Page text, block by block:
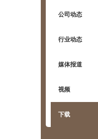
公司动态
行业动态
媒体报道
视频
下载